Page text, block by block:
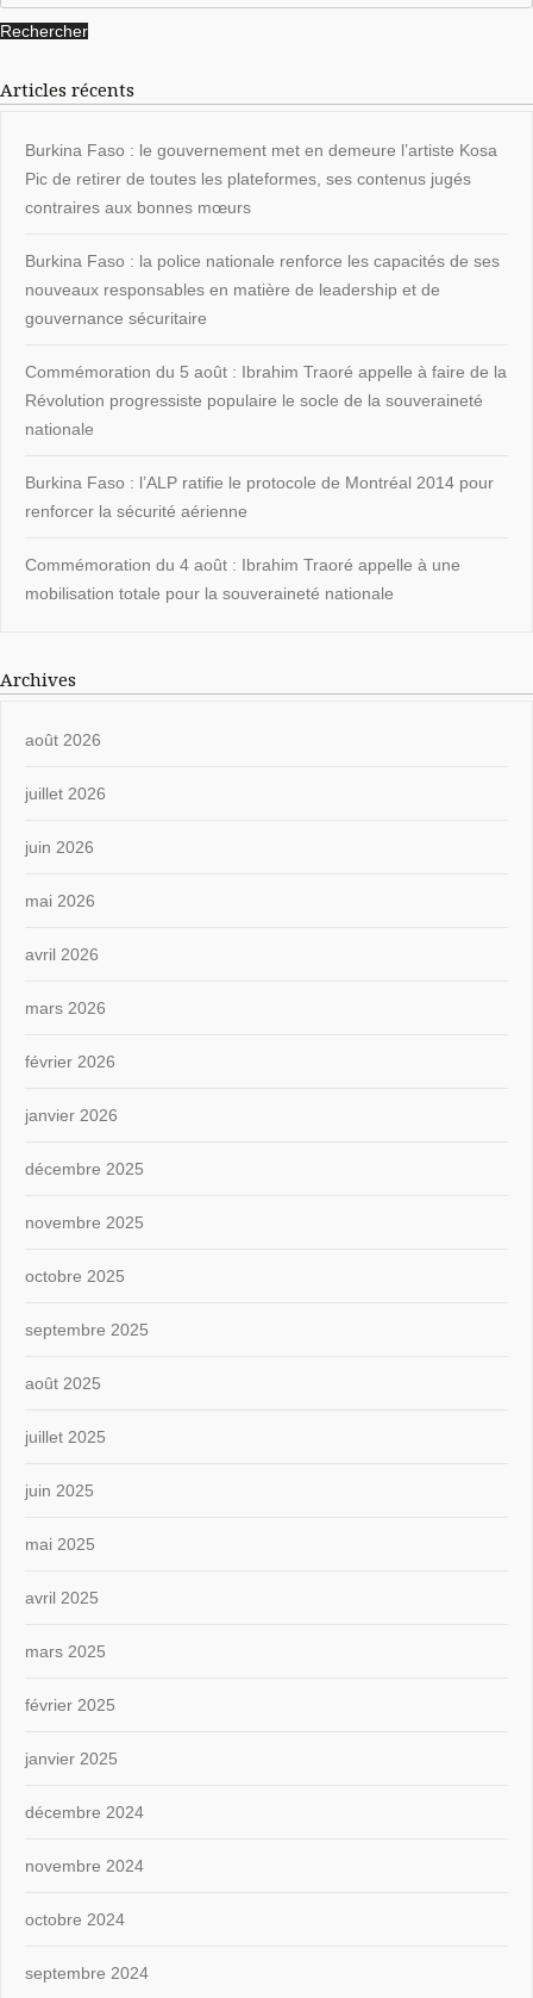
Articles récents
Burkina Faso : le gouvernement met en demeure l’artiste Kosa
Pic de retirer de toutes les plateformes, ses contenus jugés
contraires aux bonnes mœurs
Burkina Faso : la police nationale renforce les capacités de ses
nouveaux responsables en matière de leadership et de
gouvernance sécuritaire
Commémoration du 5 août : Ibrahim Traoré appelle à faire de la
Révolution progressiste populaire le socle de la souveraineté
nationale
Burkina Faso : l’ALP ratifie le protocole de Montréal 2014 pour
renforcer la sécurité aérienne
Commémoration du 4 août : Ibrahim Traoré appelle à une
mobilisation totale pour la souveraineté nationale
Archives
août 2026
juillet 2026
juin 2026
mai 2026
avril 2026
mars 2026
février 2026
janvier 2026
décembre 2025
novembre 2025
octobre 2025
septembre 2025
août 2025
juillet 2025
juin 2025
mai 2025
avril 2025
mars 2025
février 2025
janvier 2025
décembre 2024
novembre 2024
octobre 2024
septembre 2024